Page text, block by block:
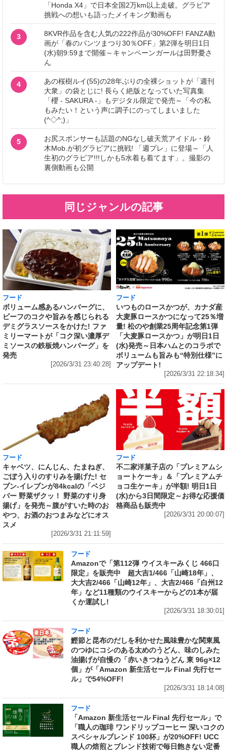
「Honda X4」で日本全国2万km以上走破。グラビア
挑戦への想いも語ったメイキング動画も
3
8KVR作品を含む人気の222作品が30%OFF! FANZA動
画が「春のパンツまつり30％OFF」第2弾を明日1日
(水)朝9:59まで開催～キャンペーンガールは田野憂さ
ん
4
あの桜樹ルイ(55)の28年ぶりの全裸ショットが「週刊
大衆」の袋とじに! 長らく絶版となっていた写真集
「櫻 - SAKURA -」もデジタル限定で発売～「今の私
もみたい！という声に調子にのってしまいました
(^◇^;)」
5
お尻スポンサーも話題のNGなし破天荒アイドル・鈴
木Mob.が初グラビアに挑戦! 「週プレ」に登場～「人
生初のグラビア!!!しかも5水着も着てます」。撮影の
裏側動画も公開
同じジャンルの記事
フード
ボリューム感あるハンバーグに、
ビーフのコクや旨みを感じられる
デミグラスソースをかけた! ファ
ミリーマートが「コク深い濃厚デ
ミソースの鉄板焼ハンバーグ」を
発売
[2026/3/31 23:40:28]
フード
いつものロースかつが、カナダ産
大麦豚ロースかつになって25％増
量! 松のや創業25周年記念第1弾
「大麦豚ロースかつ」が明日1日
(水)発売～日本ハムとのコラボで
ボリュームも旨みも“特別仕様”に
アップデート!
[2026/3/31 22:18:34]
フード
キャベツ、にんじん、たまねぎ、
ごぼう入りのすりみを揚げた! セ
ブン‐イレブンが84kcalの「ベジ
バー 野菜ザクッ！ 野菜のすり身
揚げ」を発売～腹がすいた時のお
やつ、お酒のおつまみなどにオス
スメ
[2026/3/31 21:11:59]
フード
不二家洋菓子店の「プレミアムシ
ョートケーキ」＆「プレミアムチ
ョコ生ケーキ」が半額! 明日1日
(水)から3日間限定～お得な応援価
格商品も販売中
[2026/3/31 20:00:07]
フード
Amazonで「第112弾 ウイスキーみくじ 466口
限定」を販売中 超大吉1/466「山崎18年」、
大大吉2/466「山崎12年」、大吉2/466「白州12
年」など11種類のウイスキーからどの1本が届
くか運試し!
[2026/3/31 18:30:01]
フード
鰹節と昆布のだしを利かせた風味豊かな関東風
のつゆにコシのある太めのうどん、味のしみた
油揚げが自慢の「赤いきつねうどん 東 96g×12
個」が「Amazon 新生活セール Final 先行セー
ル」で54%OFF!
[2026/3/31 18:14:08]
フード
「Amazon 新生活セール Final 先行セール」で
「職人の珈琲 ワンドリップコーヒー 深いコクの
スペシャルブレンド 100杯」が20%OFF! UCC
職人の焙煎とブレンド技術で毎日飽きない定番